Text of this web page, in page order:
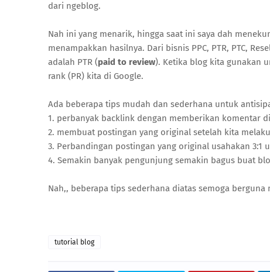
dari ngeblog.
Nah ini yang menarik, hingga saat ini saya dah
menampakkan hasilnya. Dari bisnis PPC, PTR, PTC,
adalah PTR (paid to review). Ketika blog kita gunakan
rank (PR) kita di Google.
Ada beberapa tips mudah dan sederhana untuk
1. perbanyak backlink dengan memberikan komentar
2. membuat postingan yang original setelah kita
3. Perbandingan postingan yang original usahakan 3:1
4. Semakin banyak pengunjung semakin bagus buat
Nah,, beberapa tips sederhana diatas semoga
tutorial blog